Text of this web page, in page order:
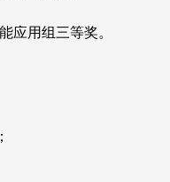
应用组三等奖。